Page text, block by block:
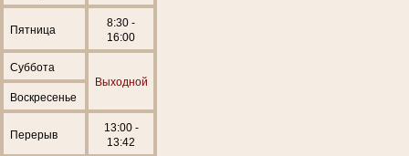
Пятница
8:30 -
16:00
Суббота
Выходной
Воскресенье
Перерыв
13:00 -
13:42